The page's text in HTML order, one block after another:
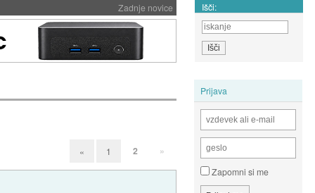
Zadnje novice Išči:
Prijava
Zapomni si me
« 1 2 »